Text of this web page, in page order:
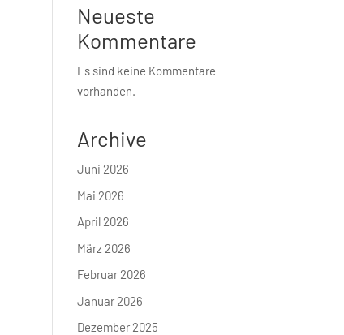
Neueste
Kommentare
Es sind keine Kommentare
vorhanden.
Archive
Juni 2026
Mai 2026
April 2026
März 2026
Februar 2026
Januar 2026
Dezember 2025